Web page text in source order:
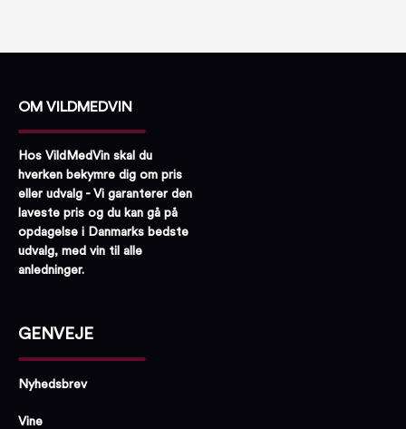
OM VILDMEDVIN
Hos VildMedVin skal du
hverken bekymre dig om pris
eller udvalg - Vi garanterer den
laveste pris og du kan gå på
opdagelse i Danmarks bedste
udvalg, med vin til alle
anledninger.
GENVEJE
Nyhedsbrev
Vine